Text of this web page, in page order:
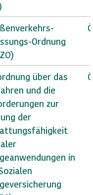
Ordnung
über das
und die
zur
der
in